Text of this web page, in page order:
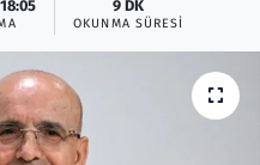
9 DK
OKUNMA SÜRESI